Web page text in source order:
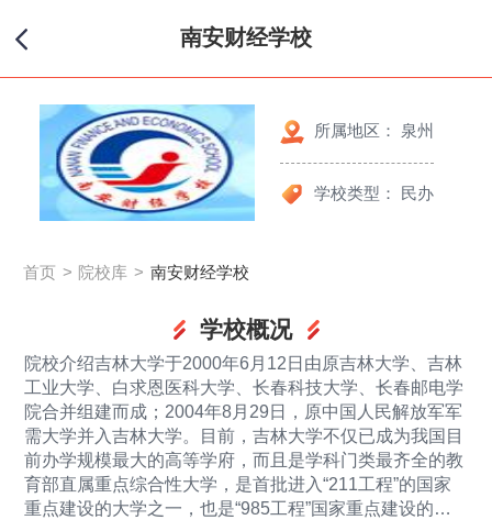
南安财经学校
所属地区： 泉州
学校类型： 民办
首页 院校库 南安财经学校
学校概况
院校介绍吉林大学于2000年6月12日由原吉林大学、吉林
工业大学、白求恩医科大学、长春科技大学、长春邮电学
院合并组建而成；2004年8月29日，原中国人民解放军军
需大学并入吉林大学。目前，吉林大学不仅已成为我国目
前办学规模最大的高等学府，而且是学科门类最齐全的教
育部直属重点综合性大学，是首批进入“211工程”的国家
重点建设的大学之一，也是“985工程”国家重点建设的大